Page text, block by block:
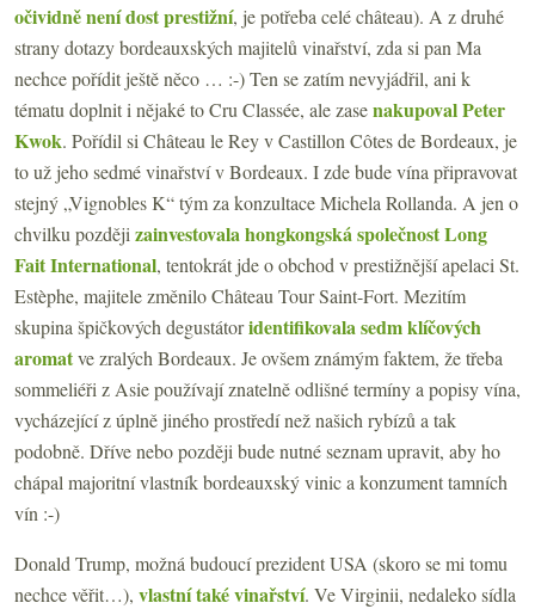
očividně není dost prestižní, je potřeba celé château). A z druhé
strany dotazy bordeauxských majitelů vinařství, zda si pan Ma
nechce pořídit ještě něco … :-) Ten se zatím nevyjádřil, ani k
tématu doplnit i nějaké to Cru Classée, ale zasenakupoval Peter
Kwok. Pořídil si Château le Rey v Castillon Côtes de Bordeaux, je
to už jeho sedmé vinařství v Bordeaux. I zde bude vína připravovat
stejný „Vignobles K“ tým za konzultace Michela Rollanda. A jen o
chvilku později zainvestovala hongkongská společnost Long
Fait International, tentokrát jde o obchod v prestižnější apelaci St.
Estèphe, majitele změnilo Château Tour Saint-Fort. Mezitím
skupina špičkových degustátoridentifikovala sedm klíčových
aromatve zralých Bordeaux. Je ovšem známým faktem, že třeba
sommeliéři z Asie používají znatelně odlišné termíny a popisy vína,
vycházející z úplně jiného prostředí než našich rybízů a tak
podobně. Dříve nebo později bude nutné seznam upravit, aby ho
chápal majoritní vlastník bordeauxský vinic a konzument tamních
vín :-)
Donald Trump, možná budoucí prezident USA (skoro se mi tomu
nechce věřit…), vlastní také vinařství. Ve Virginii, nedaleko sídla